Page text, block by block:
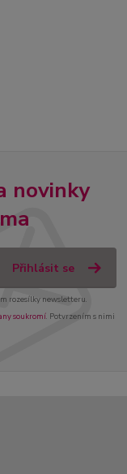
novinky
Přihlásit se
rozesílky newsletteru.
soukromí. Potvrzením s nimi